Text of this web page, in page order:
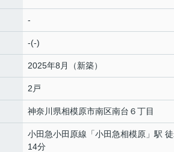
-
-(-)
2025年8月（新築）
2戸
神奈川県相模原市南区南台 ６丁目
小田急小田原線 「小田急相模原 」駅
14分